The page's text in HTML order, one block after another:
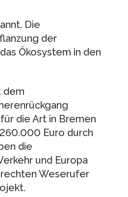
Die
der
Ökosystem in den
dem
die Art in Bremen
Euro durch
die
und Europa
Weserufer